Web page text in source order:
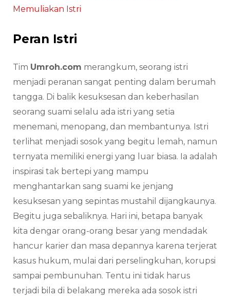
Memuliakan Istri
Peran Istri
Tim Umroh.com merangkum, seorang istri
menjadi peranan sangat penting dalam berumah
tangga. Di balik kesuksesan dan keberhasilan
seorang suami selalu ada istri yang setia
menemani, menopang, dan membantunya. Istri
terlihat menjadi sosok yang begitu lemah, namun
ternyata memiliki energi yang luar biasa. Ia adalah
inspirasi tak bertepi yang mampu
menghantarkan sang suami ke jenjang
kesuksesan yang sepintas mustahil dijangkaunya.
Begitu juga sebaliknya. Hari ini, betapa banyak
kita dengar orang-orang besar yang mendadak
hancur karier dan masa depannya karena terjerat
kasus hukum, mulai dari perselingkuhan, korupsi
sampai pembunuhan. Tentu ini tidak harus
terjadi bila di belakang mereka ada sosok istri